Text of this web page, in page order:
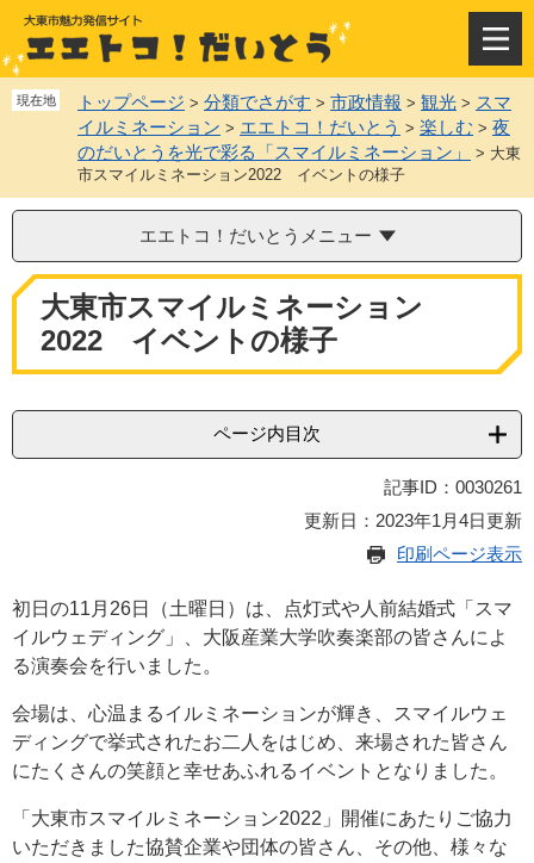
ジ
の
先
。
ュ
ー
を
て
文
へ
メ
ニ
ー
現在地 トップページ > 分類でさがす > 市政情報 > 観光 > スマ
イルミネーション > エエトコ！だいとう > 楽しむ > 夜
のだいとうを光で彩る「スマイルミネーション」
> 大東
市スマイルミネーション2022 イベントの様子
エエトコ！だいとうメニュー
本
大東市スマイルミネーション
2022 イベントの様子
ページ内目次
記事ID：0030261
更新日：2023年1月4日更新
印刷ページ表示
初日の11月26日（土曜日）は、点灯式や人前結婚式「スマ
イルウェディング」、大阪産業大学吹奏楽部の皆さんによ
る演奏会を行いました。
会場は、心温まるイルミネーションが輝き、スマイルウェ
ディングで挙式されたお二人をはじめ、来場された皆さん
にたくさんの笑顔と幸せあふれるイベントとなりました。
「大東市スマイルミネーション2022」開催にあたりご協力
いただきました協賛企業や団体の皆さん、その他、様々な